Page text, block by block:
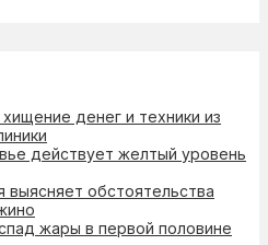
денег и техники из
действует желтый уровень
обстоятельства
жары в первой половине